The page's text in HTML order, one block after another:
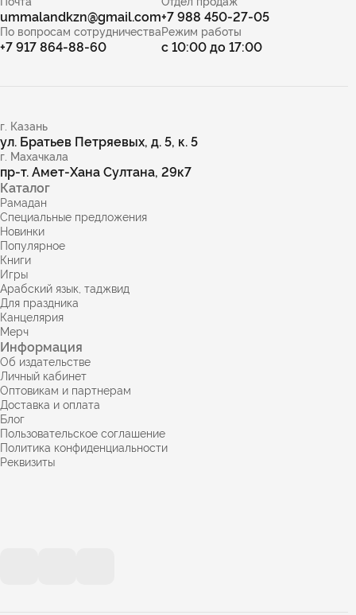
ummalandkzn@gmail.com+7 988 450-27-05
По вопросам сотрудничества
+7 917 864-88-60
Режим работы
с 10:00 до 17:00
г. Казань
ул. Братьев Петряевых, д. 5, к. 5
г. Махачкала
пр-т. Амет-Хана Султана, 29к7
Каталог
Рамадан
Специальные предложения
Новинки
Популярное
Книги
Игры
Арабский язык, таджвид
Для праздника
Канцелярия
Мерч
Информация
Об издательстве
Личный кабинет
Оптовикам и партнерам
Доставка и оплата
Блог
Пользовательское соглашение
Политика конфиденциальности
Реквизиты